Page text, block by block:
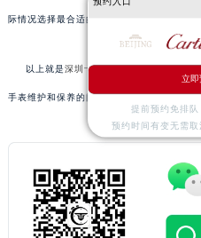
际情况选择最合适的方法，并确保在操作过
以上就是深圳卡地亚保养服务中心为您
手表维护和保养的问题，可以拨打页面400
立即
提前预约免排
预约时间有变无需